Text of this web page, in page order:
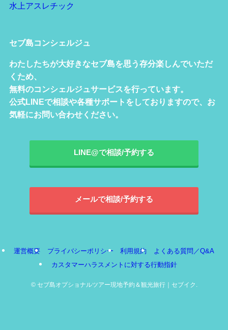
水上アスレチック
セブ島コンシェルジュ
わたしたちが大好きなセブ島を思う存分楽しんでいただ
くため、
無料のコンシェルジュサービスを行っています。
公式LINEで相談や各種サポートをしておりますので、お
気軽にお問い合わせください。
LINE@で相談/予約する
メールで相談/予約する
運営概要 プライバシーポリシー 利用規約
よくある質問／Q&A
カスタマーハラスメントに対する行動指針
©セブ島オプショナルツアー現地予約＆観光旅行｜セブイク.